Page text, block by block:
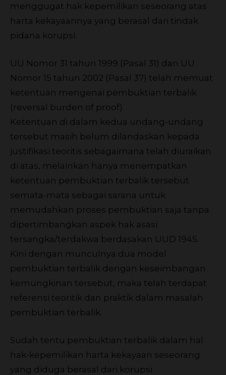
menggugat hak kepemilikan seseorang atas
harta kekayaannya yang berasal dari tindak
pidana korupsi.
UU Nomor 31 tahun 1999 (Pasal 31) dan UU
Nomor 15 tahun 2002 (Pasal 37) telah memuat
ketentuan mengenai pembuktian terbalik
(reversal burden of proof).
Ketentuan di dalam kedua undang-undang
tersebut masih belum dilandaskan kepada
justifikasi teoritis sebagaimana telah diuraikan
di atas, melainkan hanya menempatkan
ketentuan pembuktian terbalik tersebut
semata-mata sebagai sarana untuk
memudahkan proses pembuktian saja tanpa
dipertimbangkan aspek hak asasi
tersangka/terdakwa berdasakan UUD 1945.
Kini dengan munculnya dua model
pembuktian terbalik dengan keseimbangan
kemungkinan tersebut, maka telah terdapat
referensi teoritik dan praktik dalam masalah
pembuktian terbalik.
Sudah tentu pembuktian terbalik dalam hal
hak-kepemilikan harta kekayaan seseorang
yang diduga berasal dari korupsi